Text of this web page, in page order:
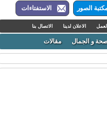
الصور الاستفتاءات
الاعلان لدينا الاتصال بنا
و الجمال مقالات